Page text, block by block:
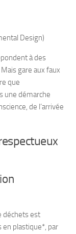
Design)
à des
Mais gare aux faux
que
une démarche
de l’arrivée
déchets est
plastique*, par